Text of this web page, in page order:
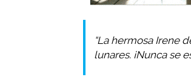
“La hermosa Irene
lunares. ¡Nunca se